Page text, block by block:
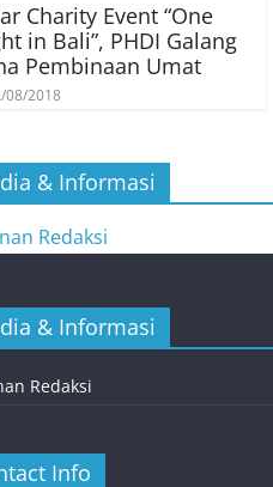
Charity Event “One
in Bali”, PHDI Galang
Pembinaan Umat
08/2018
& Informasi
Redaksi
& Informasi
Redaksi
Info